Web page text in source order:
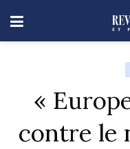
«
contre le